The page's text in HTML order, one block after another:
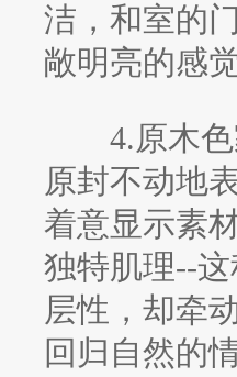
洁，和室的
敞明亮的感觉
4.原木色
原封不动地
着意显示素
独特肌理--
层性，却牵
回归自然的